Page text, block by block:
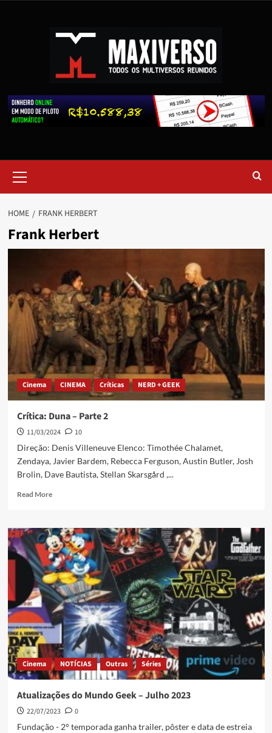
HOME FRANK HERBERT
Frank Herbert
Cinema CINEMA Críticas NERD + GEEK
Crítica: Duna – Parte 2
11/03/2024
10
Direção: Denis Villeneuve Elenco: Timothée Chalamet,
Zendaya, Javier Bardem, Rebecca Ferguson, Austin Butler, Josh
Brolin, Dave Bautista, Stellan Skarsgård ,...
Read More
Cinema NOTÍCIAS Outras Séries
Atualizações do Mundo Geek – Julho 2023
22/07/2023
0
Fundação - 2° temporada ganha trailer, pôster e data de estreia